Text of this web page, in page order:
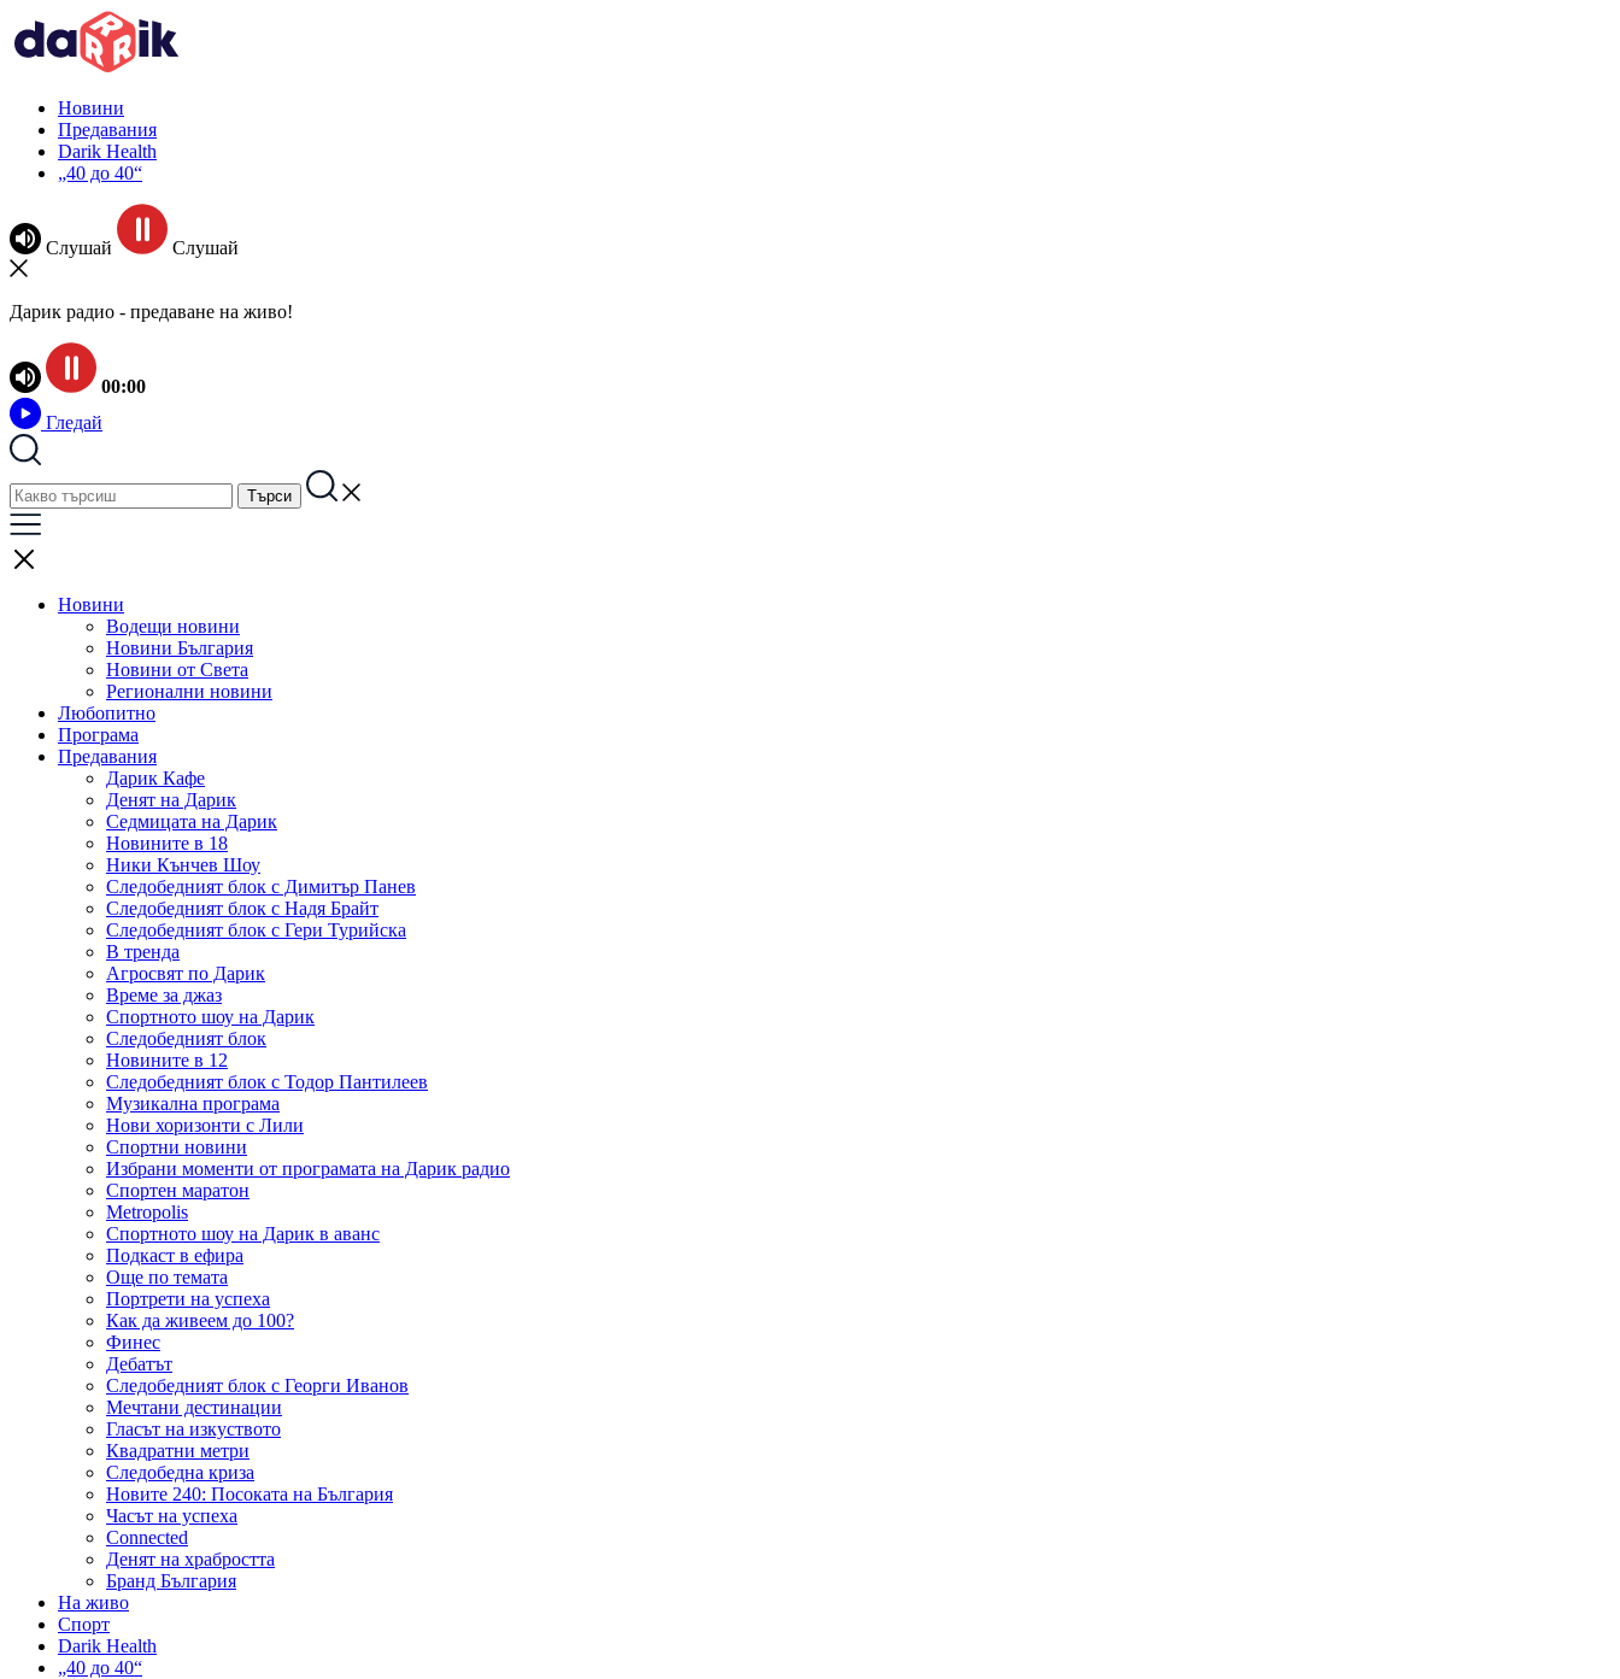
Новини
Предавания
Darik Health
„40 до 40“
Слушай Слушай
Дарик радио - предаване на живо!
00:00
Гледай
Новини
Водещи новини
Новини България
Новини от Света
Регионални новини
Любопитно
Програма
Предавания
Дарик Кафе
Денят на Дарик
Седмицата на Дарик
Новините в 18
Ники Кънчев Шоу
Следобедният блок с Димитър Панев
Следобедният блок с Надя Брайт
Следобедният блок с Гери Турийска
В тренда
Агросвят по Дарик
Време за джаз
Спортното шоу на Дарик
Следобедният блок
Новините в 12
Следобедният блок с Тодор Пантилеев
Музикална програма
Нови хоризонти с Лили
Спортни новини
Избрани моменти от програмата на Дарик радио
Спортен маратон
Metropolis
Спортното шоу на Дарик в аванс
Подкаст в ефира
Още по темата
Портрети на успеха
Как да живеем до 100?
Финес
Дебатът
Следобедният блок с Георги Иванов
Мечтани дестинации
Гласът на изкуството
Квадратни метри
Следобедна криза
Новите 240: Посоката на България
Часът на успеха
Connected
Денят на храбростта
Бранд България
На живо
Спорт
Darik Health
„40 до 40“